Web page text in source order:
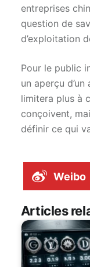
entreprises
question de
d’exploitation
Pour le public
un aperçu
limitera plus à
conçoivent,
définir ce qui
Weibo
Articles